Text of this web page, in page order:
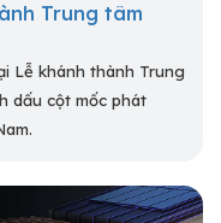
Trung tâm
Lễ khánh thành Trung
dấu cột mốc phát